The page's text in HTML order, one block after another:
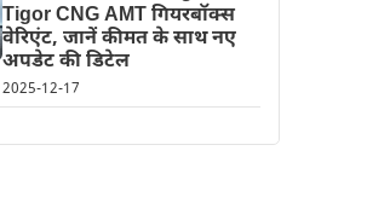
Tigor CNG AMT गियरबॉक्स
वेरिएंट, जानें कीमत के साथ नए
अपडेट की डिटेल
2025-12-17